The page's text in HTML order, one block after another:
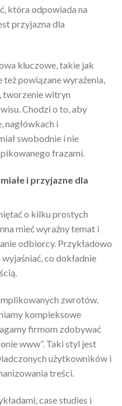
która odpowiada na
przyjazna dla
kluczowe, takie jak
powiązane wyrażenia,
tworzenie witryn
Chodzi o to, aby
nagłówkach i
swobodnie i nie
frazami.
i przyjazne dla
o kilku prostych
mieć wyraźny temat i
odbiorcy. Przykładowo
co dokładnie
zwrotów.
kompleksowe
firmom zdobywać
www”. Taki styl jest
użytkowników i
treści.
case studies i